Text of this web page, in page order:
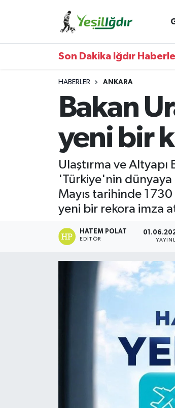
Son Dakika Iğdır
HABERLER ANKARA
Bakan
yeni bir
Ulaştırma ve
'Türkiye'nin dünyaya
Mayıs tarihinde
yeni bir rekora imza
HATEM POLAT
EDITÖR
Iğdır Trafik Yoğunluk Haritası
Süper Lig Puan Durumu ve Fikstür
Tüm Manşetler
Son Dakika Haberleri